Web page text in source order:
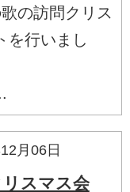
の訪問クリス
を行いまし
月06日
スマス会